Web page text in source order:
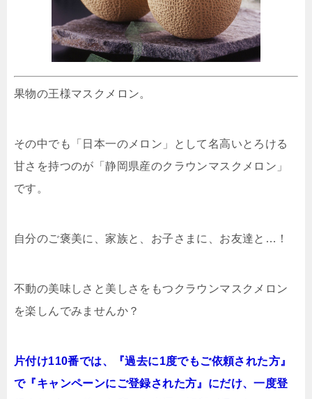
果物の王様マスクメロン。
その中でも「日本一のメロン」として名高いとろける
甘さを持つのが「静岡県産のクラウンマスクメロン」
です。
自分のご褒美に、家族と、お子さまに、お友達と…！
不動の美味しさと美しさをもつクラウンマスクメロン
を楽しんでみませんか？
片付け110番では、『過去に1度でもご依頼された方』
で『キャンペーンにご登録された方』にだけ、一度登